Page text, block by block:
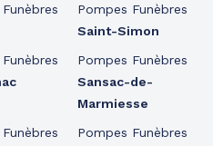
Pompes Funèbres
Saint-Simon
Pompes Funèbres
Sansac-de-
Marmiesse
Pompes Funèbres